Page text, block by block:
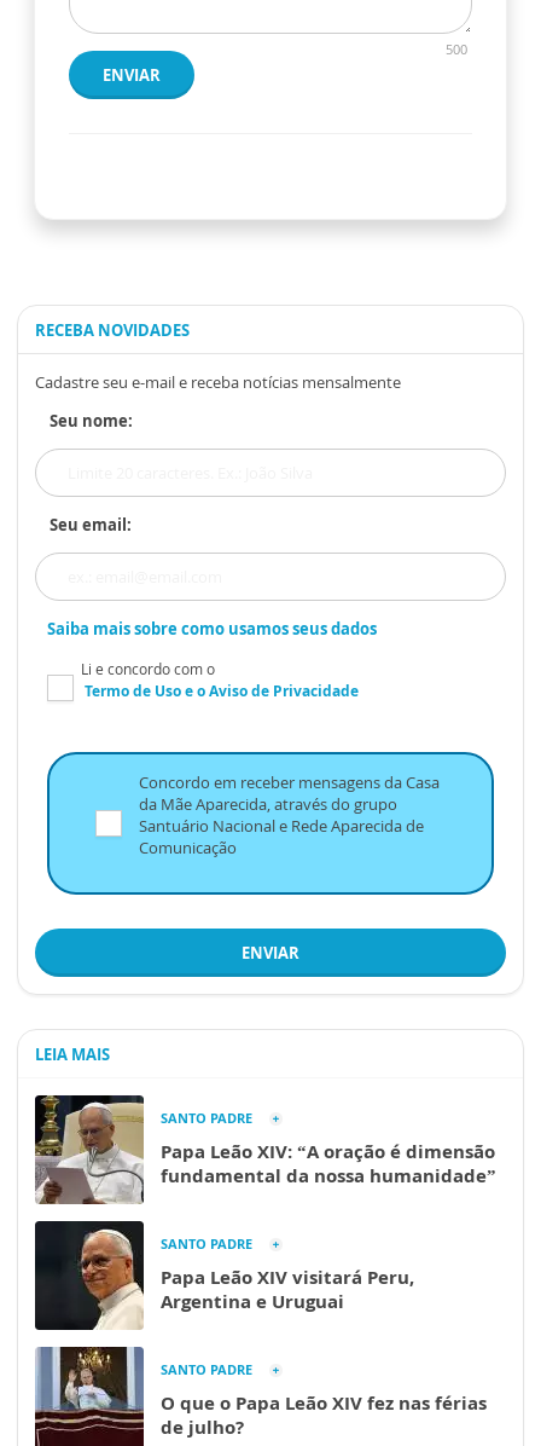
500
ENVIAR
RECEBA NOVIDADES
Cadastre seu e-mail e receba notícias mensalmente
Seu nome:
Seu email:
Saiba mais sobre como usamos seus dados
Li e concordo com o
Termo de Usoe oAviso de Privacidade
Concordo em receber mensagens da Casa
da Mãe Aparecida, através do grupo
Santuário Nacional e Rede Aparecida de
Comunicação
ENVIAR
LEIA MAIS
SANTO PADRE
Papa Leão XIV: “A oração é dimensão
fundamental da nossa humanidade”
SANTO PADRE
Papa Leão XIV visitará Peru,
Argentina e Uruguai
SANTO PADRE
O que o Papa Leão XIV fez nas férias
de julho?